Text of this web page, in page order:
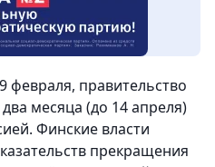
9 февраля, правительство
месяца (до 14 апреля)
Финские власти
прекращения